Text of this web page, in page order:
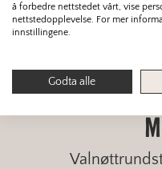
å forbedre nettstedet vårt, vise
nettstedopplevelse. For mer
innstillingene.
Godta alle